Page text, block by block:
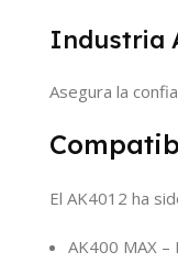
Industria
Asegura la
El AK4012 ha
AK400 MAX